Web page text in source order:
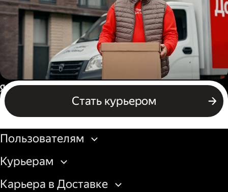
Водитель грузового авто
Стать курьером
Россия
Бизнесу
Пользователям
Курьерам
Карьера в Доставке